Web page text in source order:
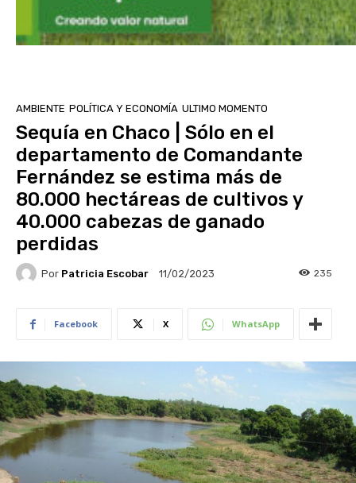
AMBIENTE POLÍTICA Y ECONOMÍA ULTIMO MOMENTO
Sequía en Chaco | Sólo en el
departamento de Comandante
Fernández se estima más de
80.000 hectáreas de cultivos y
40.000 cabezas de ganado
perdidas
Por Patricia Escobar 11/02/2023 235
Facebook X WhatsApp